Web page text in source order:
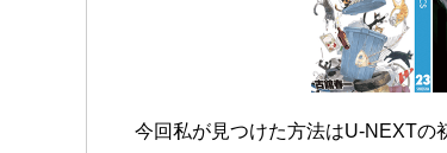
今回私が見つけた方法はU-NEXTの